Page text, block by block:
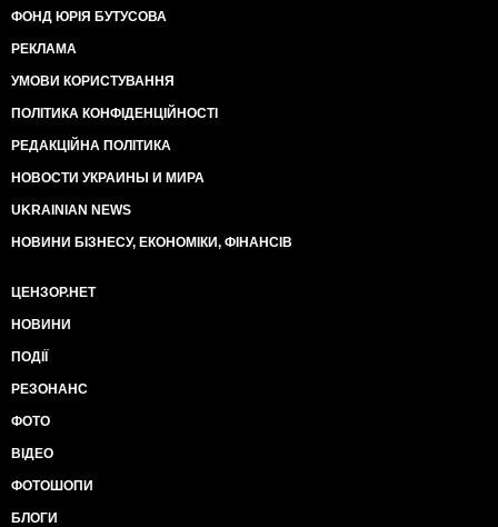
ФОНД ЮРІЯ БУТУСОВА
РЕКЛАМА
УМОВИ КОРИСТУВАННЯ
ПОЛІТИКА КОНФІДЕНЦІЙНОСТІ
РЕДАКЦІЙНА ПОЛІТИКА
НОВОСТИ УКРАИНЫ И МИРА
UKRAINIAN NEWS
НОВИНИ БІЗНЕСУ, ЕКОНОМІКИ, ФІНАНСІВ
ЦЕНЗОР.НЕТ
НОВИНИ
ПОДІЇ
РЕЗОНАНС
ФОТО
ВІДЕО
ФОТОШОПИ
БЛОГИ